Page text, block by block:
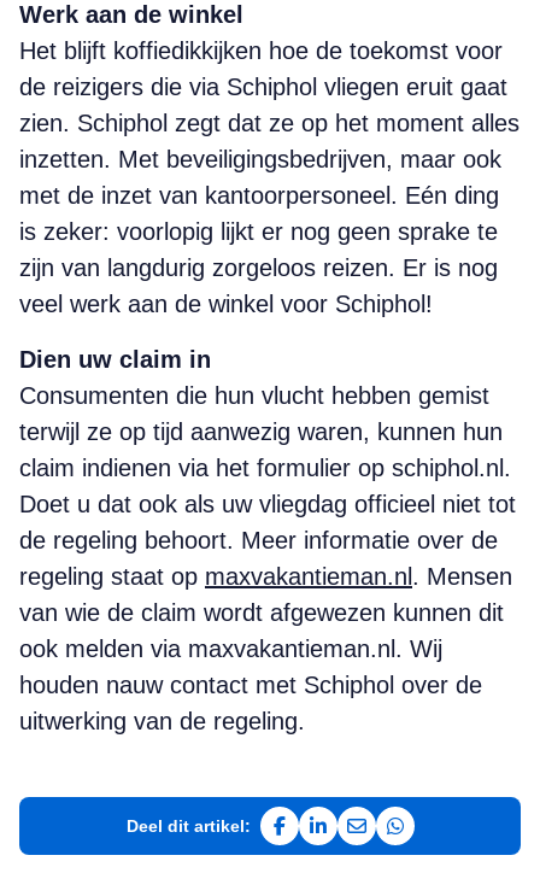
Werk aan de winkel
Het blijft koffiedikkijken hoe de toekomst voor
de reizigers die via Schiphol vliegen eruit gaat
zien. Schiphol zegt dat ze op het moment alles
inzetten. Met beveiligingsbedrijven, maar ook
met de inzet van kantoorpersoneel. Eén ding
is zeker: voorlopig lijkt er nog geen sprake te
zijn van langdurig zorgeloos reizen. Er is nog
veel werk aan de winkel voor Schiphol!
Dien uw claim in
Consumenten die hun vlucht hebben gemist
terwijl ze op tijd aanwezig waren, kunnen hun
claim indienen via het formulier op schiphol.nl.
Doet u dat ook als uw vliegdag officieel niet tot
de regeling behoort. Meer informatie over de
regeling staat op maxvakantieman.nl . Mensen
van wie de claim wordt afgewezen kunnen dit
ook melden via maxvakantieman.nl. Wij
houden nauw contact met Schiphol over de
uitwerking van de regeling.
Deel dit artikel:
Deel op Facebook
Deel op LinkedIn
Deel via e-mail
Deel via